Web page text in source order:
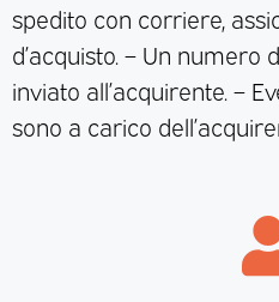
spedito con corriere,
d’acquisto. – Un numero
inviato all’acquirente. –
sono a carico